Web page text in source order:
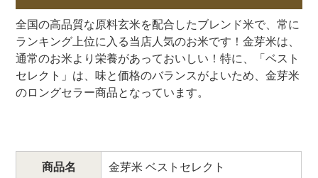
全国の高品質な原料玄米を配合したブレンド米で、常に
ランキング上位に入る当店人気のお米です！金芽米は、
通常のお米より栄養があっておいしい！特に、「ベスト
セレクト」は、味と価格のバランスがよいため、金芽米
のロングセラー商品となっています。
商品名 金芽米 ベストセレクト